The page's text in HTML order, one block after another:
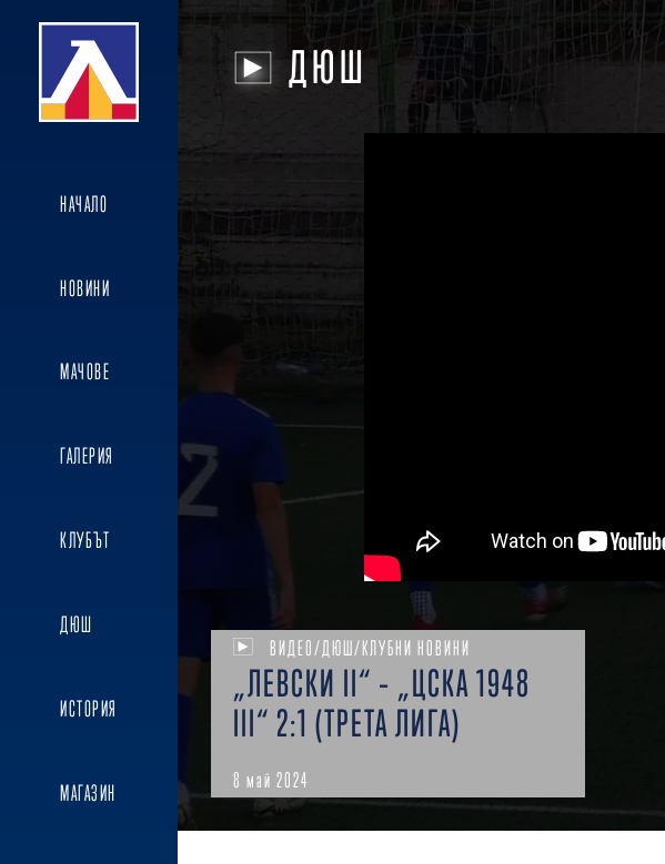
НАЧАЛО
НОВИНИ
МАЧОВЕ
ГАЛЕРИЯ
КЛУБЪТ
ДЮШ
ИСТОРИЯ
МАГАЗИН
ДЮШ
ВИДЕО/ДЮШ/КЛУБНИ НОВИНИ
„ЛЕВСКИ II“ – „ЦСКА 1948
III“ 2:1 (ТРЕТА ЛИГА)
8 май 2024